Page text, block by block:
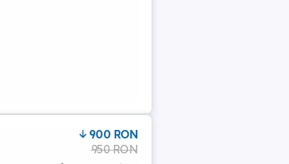
900 RON
950 RON